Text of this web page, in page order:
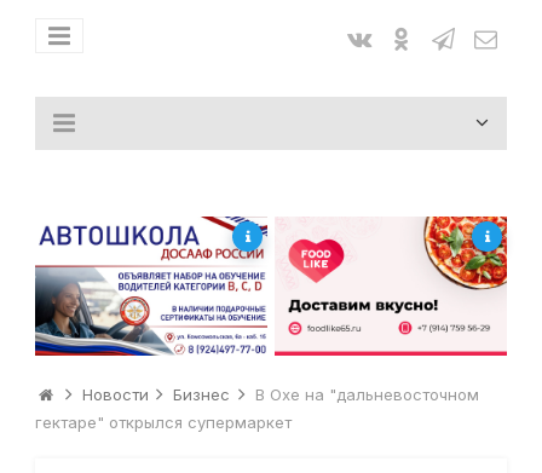
Новости Бизнес
В Охе на "дальневосточном
гектаре" открылся супермаркет